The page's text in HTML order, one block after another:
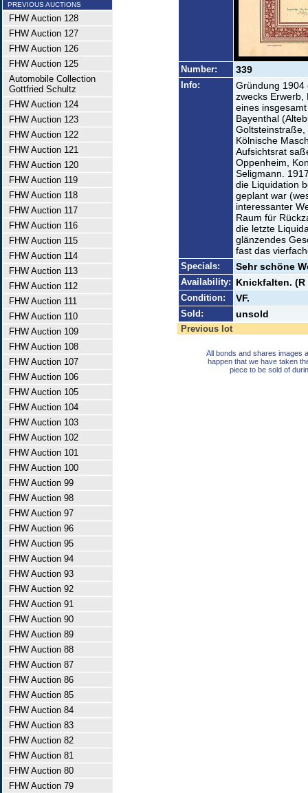
PREVIOUS AUCTIONS
FHW Auction 128
FHW Auction 127
FHW Auction 126
FHW Auction 125
Automobile Collection
Gottfried Schultz
FHW Auction 124
FHW Auction 123
FHW Auction 122
FHW Auction 121
FHW Auction 120
FHW Auction 119
FHW Auction 118
FHW Auction 117
FHW Auction 116
FHW Auction 115
FHW Auction 114
FHW Auction 113
FHW Auction 112
FHW Auction 111
FHW Auction 110
FHW Auction 109
FHW Auction 108
FHW Auction 107
FHW Auction 106
FHW Auction 105
FHW Auction 104
FHW Auction 103
FHW Auction 102
FHW Auction 101
FHW Auction 100
FHW Auction 99
FHW Auction 98
FHW Auction 97
FHW Auction 96
FHW Auction 95
FHW Auction 94
FHW Auction 93
FHW Auction 92
FHW Auction 91
FHW Auction 90
FHW Auction 89
FHW Auction 88
FHW Auction 87
FHW Auction 86
FHW Auction 85
FHW Auction 84
FHW Auction 83
FHW Auction 82
FHW Auction 81
FHW Auction 80
FHW Auction 79
Number: 339
Info:
Gründung 1904
zwecks Erwerb,
eines
Bayenthal
Kölnische
Aufsichtsrat
Oppenheim,
Seligmann.
die Liquidation
geplant war
interessanter
Raum für
die letzte
glänzendes
fast das
Specials: Sehr schöne
Availability: Knickfalten. (R
Condition: VF.
Sold: unsold
Previous lot
All bonds and shares images
happen that we have taken
piece to be sold of